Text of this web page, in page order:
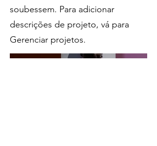
soubessem. Para adicionar
descrições de projeto, vá para
Gerenciar projetos.